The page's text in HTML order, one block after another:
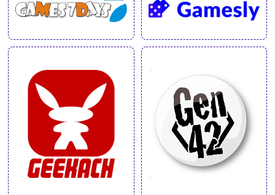
UA ㅤRU